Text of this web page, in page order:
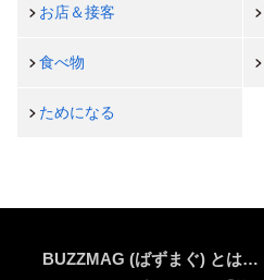
お店＆接客
食べ物
ためになる
BUZZMAG (ばずまぐ) とは…